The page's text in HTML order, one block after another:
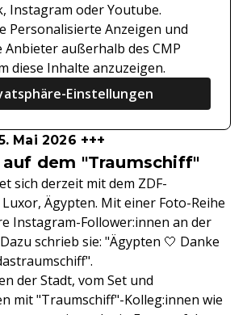
Instagram oder Youtube.
Personalisierte Anzeigen und
Anbieter außerhalb des CMP
diese Inhalte anzuzeigen.
Einstellungen
Mai 2026 +++
dem "Traumschiff"
sich derzeit mit dem ZDF-
Ägypten. Mit einer Foto-Reihe
Instagram-Follower:innen an der
schrieb sie: "Ägypten 🤍 Danke
der Stadt, vom Set und
mit "Traumschiff"-Kolleg:innen wie